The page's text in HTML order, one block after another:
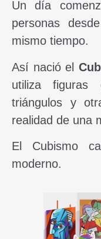
Un día
personas
mismo tiempo.
Así nació el
utiliza figuras
triángulos y
realidad de una
El Cubismo
moderno.